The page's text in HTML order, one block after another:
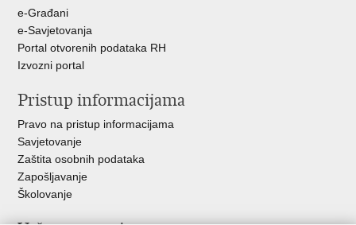
e-Građani
e-Savjetovanja
Portal otvorenih podataka RH
Izvozni portal
Pristup informacijama
Pravo na pristup informacijama
Savjetovanje
Zaštita osobnih podataka
Zapošljavanje
Školovanje